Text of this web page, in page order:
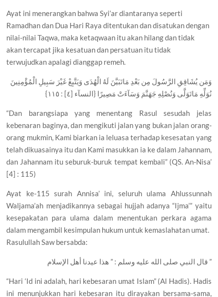
Ayat ini menerangkan bahwa Syi’ar diantaranya seperti
Ramadhan dan Dua Hari Raya ditentukan dan disatukan dengan
nilai-nilai Taqwa, maka ketaqwaan itu akan hilang dan tidak
akan tercapat jika kesatuan dan persatuan itu tidak
terwujudkan apalagi dianggap remeh.
وَمَن يُشَاقِقِ الرَّسُولَ مِن بَعْدِ مَاتَبَيَّنَ لَهُ الْهُدَى وَيَتَّبِعْ غَيْرَ سَبِيلِ الْمُؤْمِنِينَ
نُوَلِّهِ مَاتَوَلَّى وَنُصْلِهِ جَهَنَّمَ وَسَآءَتْ مَصِيرًا {النسآء [٤] : ١١٥}
“Dan barangsiapa yang menentang Rasul sesudah jelas
kebenaran baginya, dan mengikuti jalan yang bukan jalan orang-
orang mukmin, Kami biarkan ia leluasa terhadap kesesatan yang
telah dikuasainya itu dan Kami masukkan ia ke dalam Jahannam,
dan Jahannam itu seburuk-buruk tempat kembali” (QS. An-Nisa’
[4] : 115)
Ayat ke-115 surah Annisa’ ini, seluruh ulama Ahlussunnah
Waljama’ah menjadikannya sebagai hujjah adanya “Ijma’” yaitu
kesepakatan para ulama dalam menentukan perkara agama
dalam mengambil kesimpulan hukum untuk kemaslahatan umat.
Rasulullah Saw bersabda:
قال النبي صلى الله عليه وسلم : ” هذا عيدنا أهل الإسلام ”
“Hari ‘Id ini adalah, hari kebesaran umat Islam” (Al Hadis). Hadis
ini menunjukkan hari kebesaran itu dirayakan bersama-sama,